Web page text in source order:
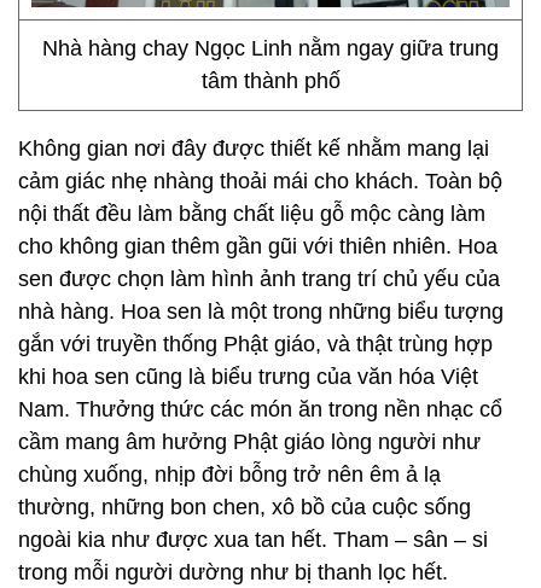
Nhà hàng chay Ngọc Linh nằm ngay giữa trung
tâm thành phố
Không gian nơi đây được thiết kế nhằm mang lại
cảm giác nhẹ nhàng thoải mái cho khách. Toàn bộ
nội thất đều làm bằng chất liệu gỗ mộc càng làm
cho không gian thêm gần gũi với thiên nhiên. Hoa
sen được chọn làm hình ảnh trang trí chủ yếu của
nhà hàng. Hoa sen là một trong những biểu tượng
gắn với truyền thống Phật giáo, và thật trùng hợp
khi hoa sen cũng là biểu trưng của văn hóa Việt
Nam. Thưởng thức các món ăn trong nền nhạc cổ
cầm mang âm hưởng Phật giáo lòng người như
chùng xuống, nhịp đời bỗng trở nên êm ả lạ
thường, những bon chen, xô bồ của cuộc sống
ngoài kia như được xua tan hết. Tham – sân – si
trong mỗi người dường như bị thanh lọc hết.